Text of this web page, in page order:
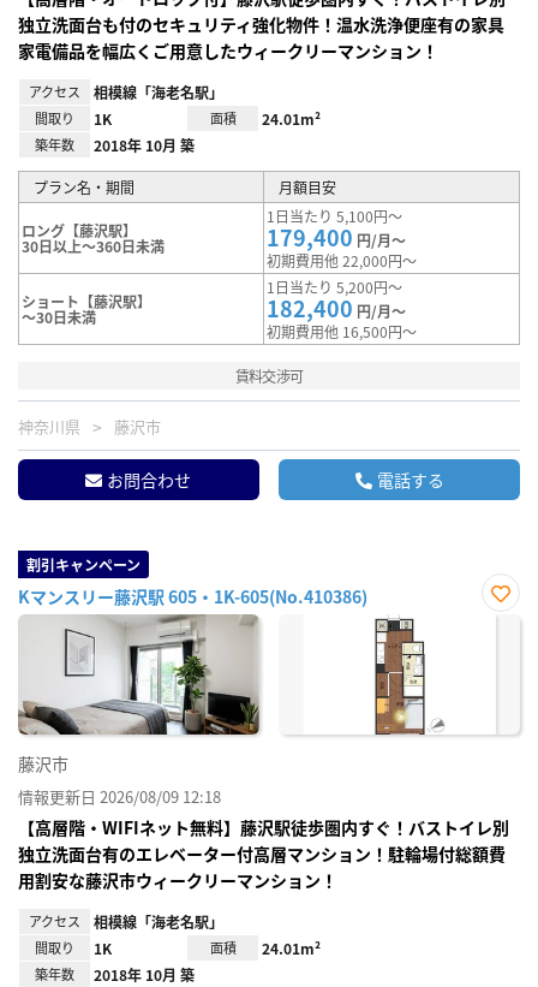
独立洗面台も付のセキュリティ強化物件！温水洗浄便座有の家具
家電備品を幅広くご用意したウィークリーマンション！
アクセス 相模線「海老名駅」
間取り 1K 面積 24.01m²
築年数 2018年 10月 築
プラン名・期間 月額目安
ロング【藤沢駅】
30日以上～360日未満
1日当たり 5,100円～
179,400 円/月～
初期費用他 22,000円～
ショート【藤沢駅】
～30日未満
1日当たり 5,200円～
182,400 円/月～
初期費用他 16,500円～
賃料交渉可
神奈川県 藤沢市
お問合わせ 電話する
割引キャンペーン
Kマンスリー藤沢駅 605・1K-605(No.410386)
お気
藤沢市
情報更新日 2026/08/09 12:18
【高層階・WIFIネット無料】藤沢駅徒歩圏内すぐ！バストイレ別
独立洗面台有のエレベーター付高層マンション！駐輪場付総額費
用割安な藤沢市ウィークリーマンション！
アクセス 相模線「海老名駅」
間取り 1K 面積 24.01m²
築年数 2018年 10月 築